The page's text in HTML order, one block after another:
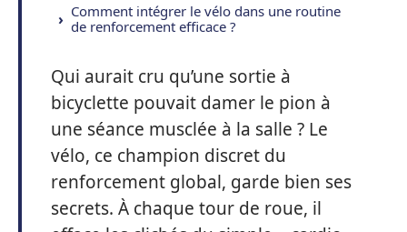
Comment intégrer le vélo dans une routine
de renforcement efficace ?
Qui aurait cru qu’une sortie à
bicyclette pouvait damer le pion à
une séance musclée à la salle ? Le
vélo, ce champion discret du
renforcement global, garde bien ses
secrets. À chaque tour de roue, il